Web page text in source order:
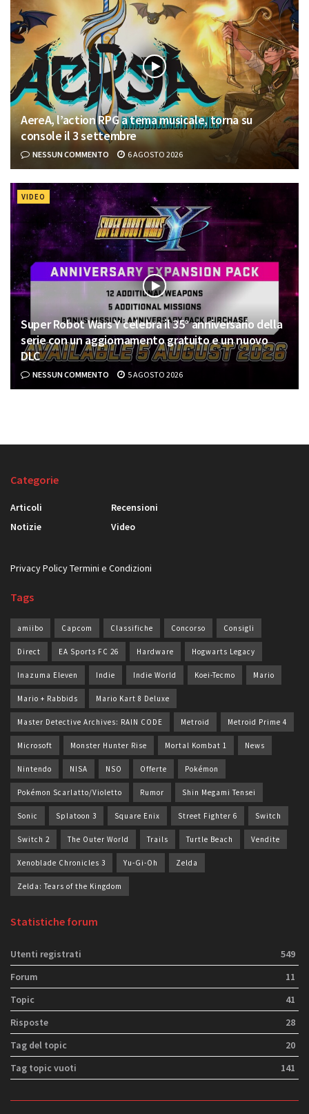
AereA, l’action RPG a tema musicale, torna su
console il 3 settembre
NESSUN COMMENTO 6 AGOSTO 2026
VIDEO
Super Robot Wars Y celebra il 35° anniversario della
serie con un aggiornamento gratuito e un nuovo
DLC
NESSUN COMMENTO 5 AGOSTO 2026
Categorie
Articoli
Notizie
Recensioni
Video
Privacy PolicyTermini e Condizioni
Tags
amiibo Capcom Classifiche Concorso Consigli
Direct EA Sports FC 26 Hardware Hogwarts Legacy
Inazuma Eleven Indie Indie World Koei-Tecmo Mario
Mario + Rabbids Mario Kart 8 Deluxe
Master Detective Archives: RAIN CODE Metroid Metroid Prime 4
Microsoft Monster Hunter Rise Mortal Kombat 1 News
Nintendo NISA NSO Offerte Pokémon
Pokémon Scarlatto/Violetto Rumor Shin Megami Tensei
Sonic Splatoon 3 Square Enix Street Fighter 6 Switch
Switch 2 The Outer World Trails Turtle Beach Vendite
Xenoblade Chronicles 3 Yu-Gi-Oh Zelda
Zelda: Tears of the Kingdom
Statistiche forum
Utenti registrati
549
Forum
11
Topic
41
Risposte
28
Tag del topic
20
Tag topic vuoti
141